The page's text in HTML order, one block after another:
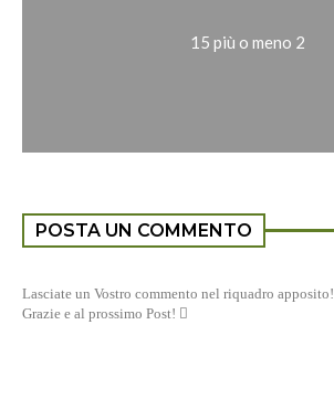
15 più o meno 2
POSTA UN COMMENTO
Lasciate un Vostro commento nel riquadro apposito!
Grazie e al prossimo Post! 